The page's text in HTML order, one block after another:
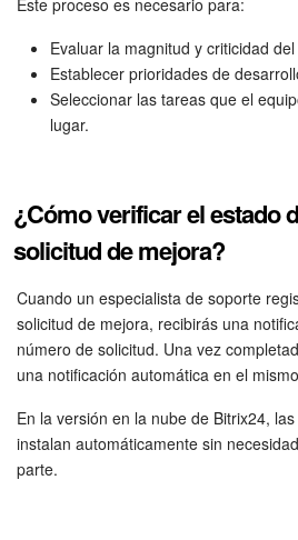
Evaluar la magnitud y criticidad
Establecer prioridades de
Seleccionar las tareas que el
lugar.
¿Cómo verificar el estado
solicitud de mejora?
Cuando un especialista de soporte
solicitud de mejora, recibirás una
número de solicitud. Una vez
una notificación automática en el
En la versión en la nube de Bitrix24,
instalan automáticamente sin
parte.